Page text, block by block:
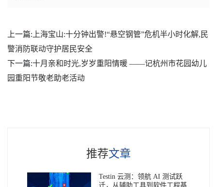
上一篇: 上海宝山:十分钟出警!“悬空钢管”危机半小时化解,民
警消防联动守护居民安全
下一篇:十月亲和时光,岁岁重阳情暖 ——记杭州市花园幼儿
园重阳节敬老助老活动
推荐文章
Testin 云测：领航 AI 测试跃
迁，从辅助工具到软件工程基